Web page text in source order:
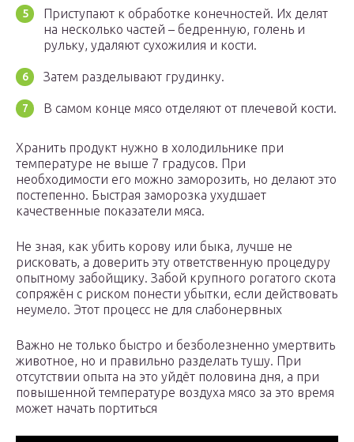
Приступают к обработке конечностей. Их делят
на несколько частей – бедренную, голень и
рульку, удаляют сухожилия и кости.
Затем разделывают грудинку.
В самом конце мясо отделяют от плечевой кости.
Хранить продукт нужно в холодильнике при
температуре не выше 7 градусов. При
необходимости его можно заморозить, но делают это
постепенно. Быстрая заморозка ухудшает
качественные показатели мяса.
Не зная, как убить корову или быка, лучше не
рисковать, а доверить эту ответственную процедуру
опытному забойщику. Забой крупного рогатого скота
сопряжён с риском понести убытки, если действовать
неумело. Этот процесс не для слабонервных
Важно не только быстро и безболезненно умертвить
животное, но и правильно разделать тушу. При
отсутствии опыта на это уйдёт половина дня, а при
повышенной температуре воздуха мясо за это время
может начать портиться